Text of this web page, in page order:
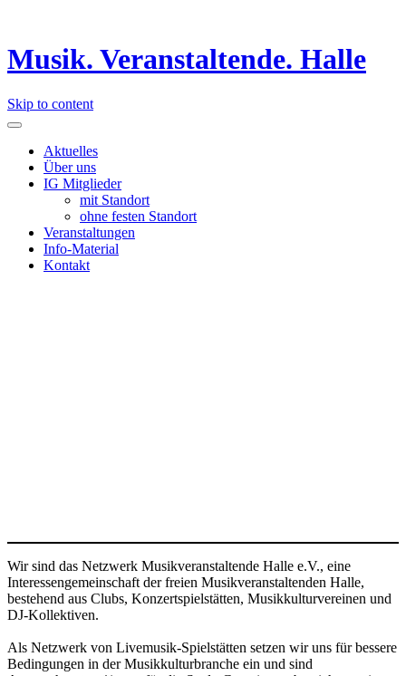
Musik. Veranstaltende. Halle
Skip to content
Aktuelles
Über uns
IG Mitglieder
mit Standort
ohne festen Standort
Veranstaltungen
Info-Material
Kontakt
Wir sind das Netzwerk Musikveranstaltende Halle e.V., eine
Interessengemeinschaft der freien Musikveranstaltenden Halle,
bestehend aus Clubs, Konzertspielstätten, Musikkulturvereinen und
DJ-Kollektiven.
Als Netzwerk von Livemusik-Spielstätten setzen wir uns für bessere
Bedingungen in der Musikkulturbranche ein und sind